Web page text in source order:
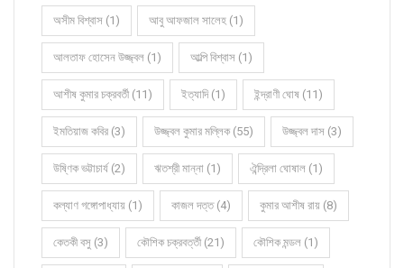
অসীম বিশ্বাস (1) আবু আফজাল সালেহ (1)
আলতাফ হোসেন উজ্জ্বল (1) আল্পি বিশ্বাস (1)
আশীষ কুমার চক্রবর্তী (11) ইত্যাদি (1) ইন্দ্রাণী ঘোষ (11)
ইমতিয়াজ কবির (3) উজ্জ্বল কুমার মল্লিক (55) উজ্জ্বল দাস (3)
উষ্ণিক ভট্টাচার্য (2) ঋতশ্রী মান্না (1) ঐন্দ্রিলা ঘোষাল (1)
কল্যাণ গঙ্গোপাধ্যায় (1) কাজল দত্ত (4) কুমার আশীষ রায় (8)
কেতকী বসু (3) কৌশিক চক্রবর্ত্তী (21) কৌশিক মন্ডল (1)